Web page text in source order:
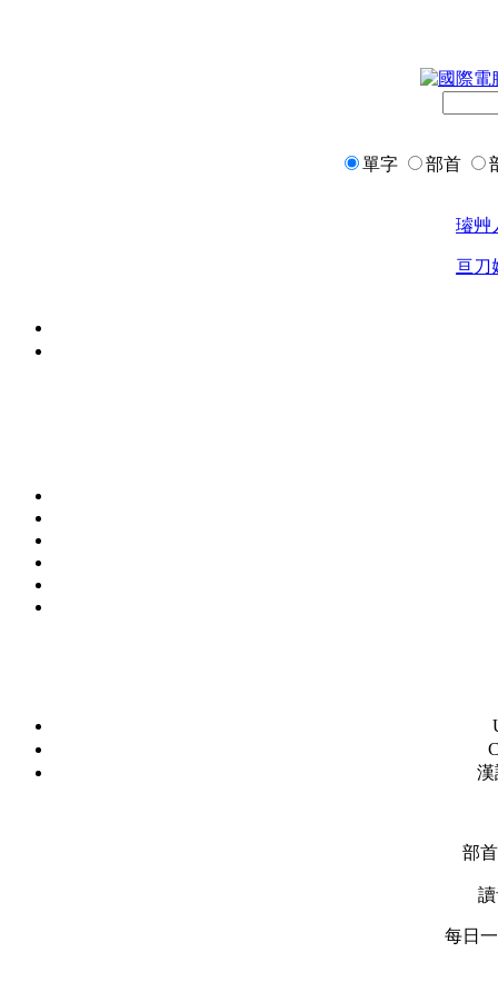
單字 部首
璿艸
亘刀
漢
部
每日